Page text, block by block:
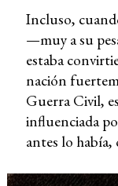
Incluso,
—muy a su
estaba
nación
Guerra Civil,
influenciada
antes lo había,